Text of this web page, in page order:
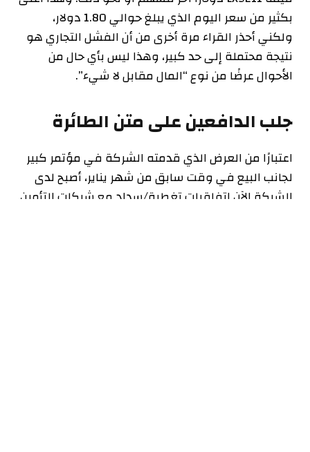
بكثير من سعر اليوم الذي يبلغ حوالي 1.80 دولار،
ولكني أحذر القراء مرة أخرى من أن الفشل التجاري هو
نتيجة محتملة إلى حد كبير، وهذا ليس بأي حال من
الأحوال عرضًا من نوع “المال مقابل لا شيء”.
جلب الدافعين على متن الطائرة
اعتبارًا من العرض الذي قدمته الشركة في مؤتمر كبير
لجانب البيع في وقت سابق من شهر يناير، أصبح لدى
الشركة الآن اتفاقيات تغطية/سداد مع شركات التأمين